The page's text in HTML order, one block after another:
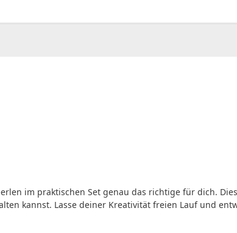
im praktischen Set genau das richtige für dich.
kannst. Lasse deiner Kreativität freien Lauf und